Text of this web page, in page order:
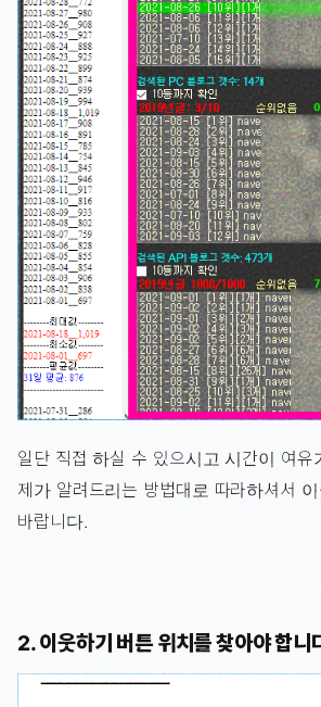
일단 직접 하실 수 있으시고 시간이 여유
제가 알려드리는 방법대로 따라하셔서
바랍니다.
2. 이웃하기 버튼 위치를 찾아야 합니